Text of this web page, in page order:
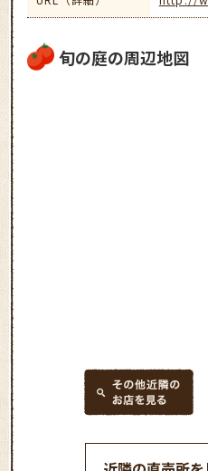
旬の庭の周辺地図